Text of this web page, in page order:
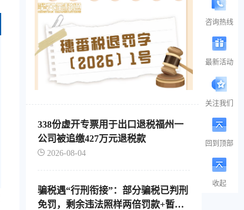
338份虚开专票用于出口退税福州一
公司被追缴427万元退税款
2026-08-04
骗税遇“行刑衔接”：部分骗税已判刑
免罚，剩余违法照样两倍罚款+暂停
咨询热线
最新活动
关注我们
回到顶部
收起